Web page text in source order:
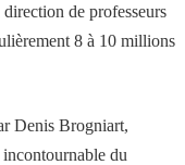
de professeurs
8 à 10 millions
Denis Brogniart,
du